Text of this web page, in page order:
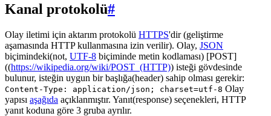
Kanal protokolü#
Olay iletimi için aktarım protokolü HTTPS'dir (geliştirme
aşamasında HTTP kullanmasına izin verilir). Olay, JSON
biçimindeki(not, UTF-8 biçiminde metin kodlaması) [POST]
((https://wikipedia.org/wiki/POST_(HTTP)) isteği gövdesinde
bulunur, isteğin uygun bir başlığa(header) sahip olması gerekir:
Content-Type: application/json; charset=utf-8 Olay
yapısı aşağıda açıklanmıştır. Yanıt(response) seçenekleri, HTTP
yanıt koduna göre 3 gruba ayrılır.